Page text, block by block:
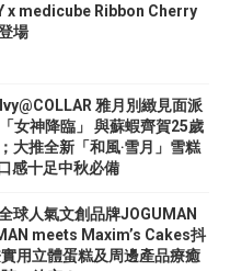
x medicube Ribbon Cherry
場
雅月別緻見面派
女神降臨」 與蘇蝦齊賀25歲
大推全新「和風‧雪月」雪糕
感十足中秋必備
球人氣文創品牌JOGUMAN
meets Maxim’s Cakes抖
用立體蛋糕及周邊產品療癒